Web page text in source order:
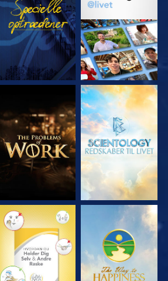
SE UDFORSK SERIEN
UDFORSK SERIEN UDFORSK SERIEN
SE SE